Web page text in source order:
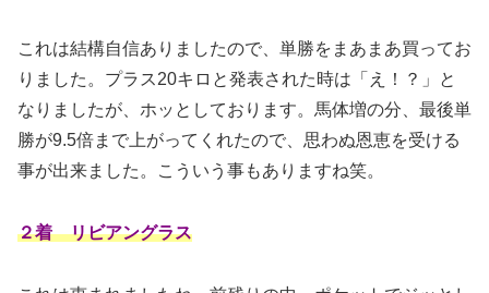
これは結構自信ありましたので、単勝をまあまあ買ってお
りました。プラス20キロと発表された時は「え！？」と
なりましたが、ホッとしております。馬体増の分、最後単
勝が9.5倍まで上がってくれたので、思わぬ恩恵を受ける
事が出来ました。こういう事もありますね笑。
２着 リビアングラス